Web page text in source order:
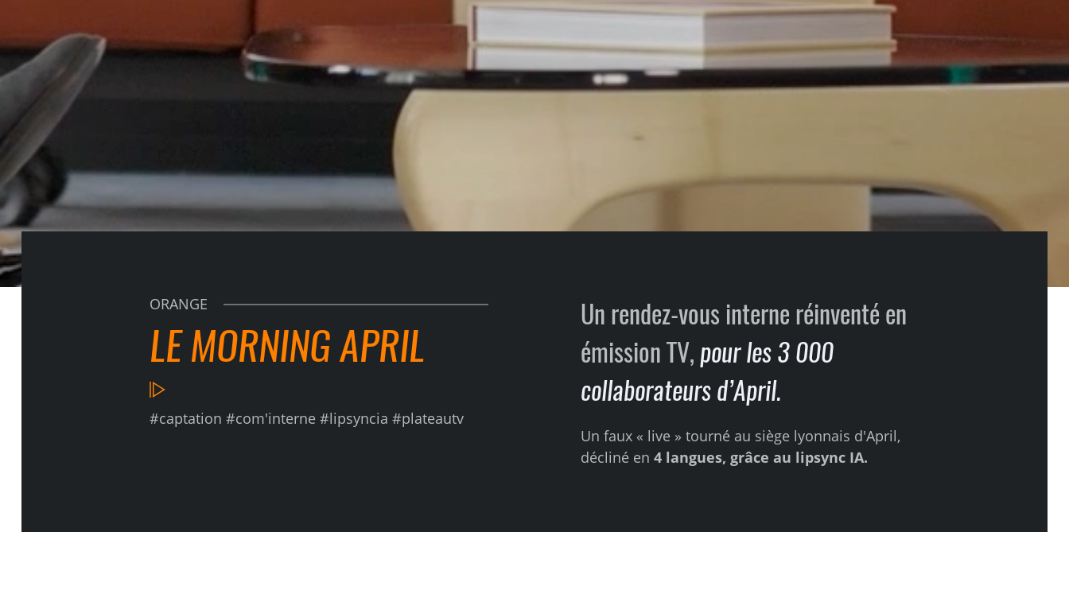
ORANGE
LE MORNING APRIL
#captation #com'interne #lipsyncia #plateautv
Un rendez-vous interne réinventé en
émission TV, pour les 3 000
collaborateurs d’April.
Un faux « live » tourné au siège lyonnais d'April,
décliné en4 langues, grâce au lipsync IA.